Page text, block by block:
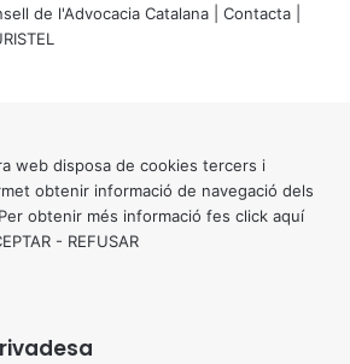
de l'Advocacia Catalana | Contacta
web disposa de cookies tercers i
obtenir informació de navegació dels
obtenir més informació fes click aquí
- REFUSAR